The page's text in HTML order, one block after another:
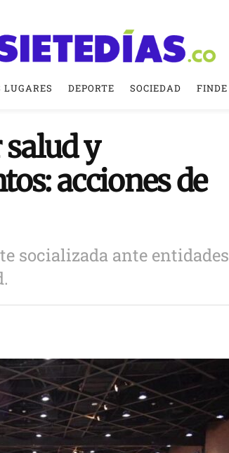
LUGARES DEPORTE SOCIEDAD FINDE
y
acciones de
socializada ante entidades